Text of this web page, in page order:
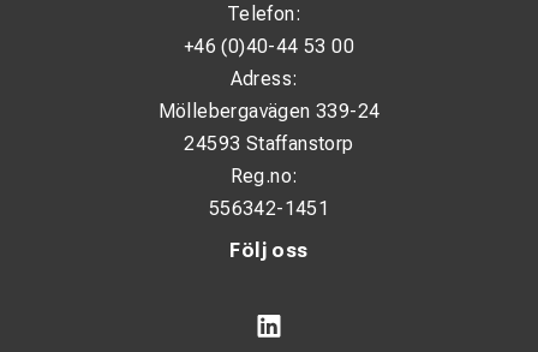
Följ oss
Telefon:
+46 (0)40-44 53 00
Adress:
Möllebergavägen 339-24
24593 Staffanstorp
Reg.no:
556342-1451